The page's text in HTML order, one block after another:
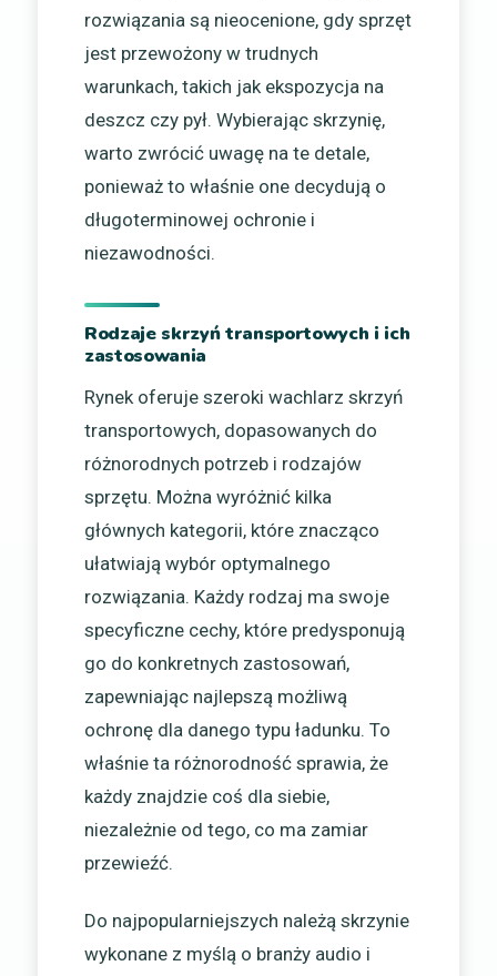
rozwiązania są nieocenione, gdy sprzęt
jest przewożony w trudnych
warunkach, takich jak ekspozycja na
deszcz czy pył. Wybierając skrzynię,
warto zwrócić uwagę na te detale,
ponieważ to właśnie one decydują o
długoterminowej ochronie i
niezawodności.
Rodzaje skrzyń transportowych i ich
zastosowania
Rynek oferuje szeroki wachlarz skrzyń
transportowych, dopasowanych do
różnorodnych potrzeb i rodzajów
sprzętu. Można wyróżnić kilka
głównych kategorii, które znacząco
ułatwiają wybór optymalnego
rozwiązania. Każdy rodzaj ma swoje
specyficzne cechy, które predysponują
go do konkretnych zastosowań,
zapewniając najlepszą możliwą
ochronę dla danego typu ładunku. To
właśnie ta różnorodność sprawia, że
każdy znajdzie coś dla siebie,
niezależnie od tego, co ma zamiar
przewieźć.
Do najpopularniejszych należą skrzynie
wykonane z myślą o branży audio i